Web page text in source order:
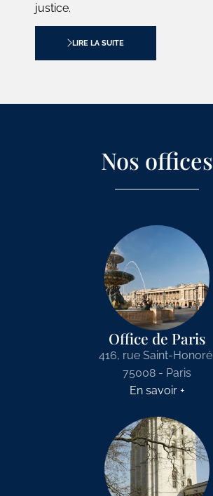
justice.
LIRE LA SUITE
Nos offices
Office de Paris
416, rue Saint-Honoré
75008 - Paris
En savoir +